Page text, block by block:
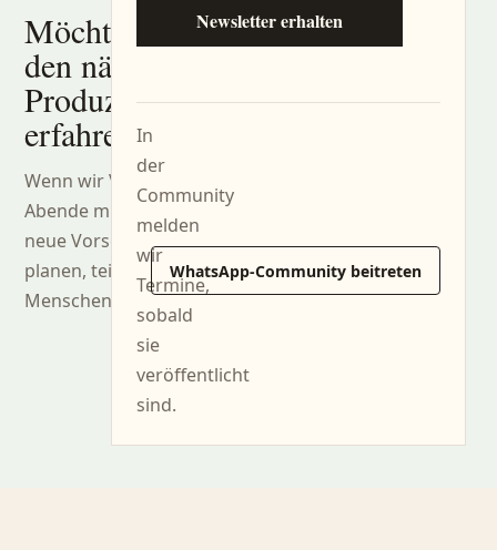
Möchten Sie von
den nächsten
Produzentenabenden
erfahren?
Wenn wir Verkostungen,
Abende mit Weingütern oder
neue Vorschläge aus dem Keller
planen, teilen wir sie mit den
Menschen, die uns folgen.
Newsletter erhalten
In
der
Community
melden
wir
Termine,
sobald
sie
veröffentlicht
sind.
WhatsApp-Community beitreten